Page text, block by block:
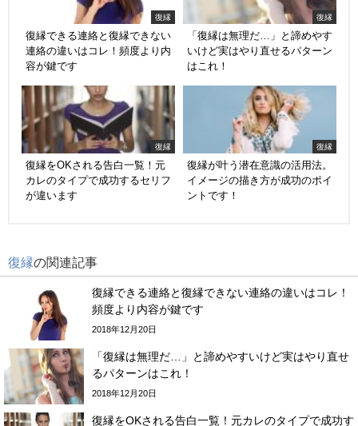
復縁
復縁できる連絡と復縁できない
連絡の違いはコレ！頻度より内
容が鍵です
復縁
「復縁は無理だ…」と諦めやす
いけど実はやり直せるパターン
はこれ！
復縁
復縁をOKされる告白一覧！元
カレのタイプで成功するセリフ
が違います
復縁
復縁が叶う潜在意識の活用法。
イメージの描き方が成功のポイ
ントです！
復縁の関連記事
復縁できる連絡と復縁できない連絡の違いはコレ！
頻度より内容が鍵です
2018年12月20日
「復縁は無理だ…」と諦めやすいけど実はやり直せ
るパターンはこれ！
2018年12月20日
復縁をOKされる告白一覧！元カレのタイプで成功す